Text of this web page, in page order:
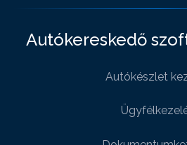
Autókereskedő
Autókészlet